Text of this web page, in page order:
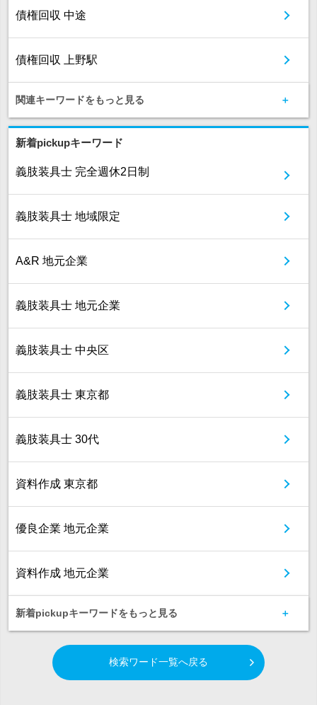
債権回収 中途
債権回収 上野駅
関連キーワードをもっと見る
新着pickupキーワード
義肢装具士 完全週休2日制
義肢装具士 地域限定
A&R 地元企業
義肢装具士 地元企業
義肢装具士 中央区
義肢装具士 東京都
義肢装具士 30代
資料作成 東京都
優良企業 地元企業
資料作成 地元企業
新着pickupキーワードをもっと見る
検索ワード一覧へ戻る